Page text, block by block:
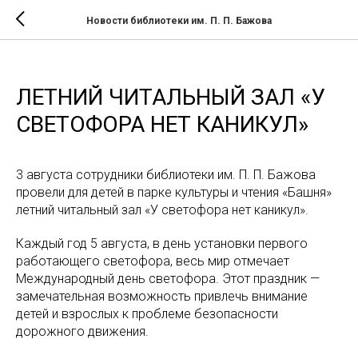
Новости библиотеки им. П. П. Бажова
ЛЕТНИЙ ЧИТАЛЬНЫЙ ЗАЛ «У
СВЕТОФОРА НЕТ КАНИКУЛ»
3 августа сотрудники библиотеки им. П. П. Бажова
провели для детей в парке культуры и чтения «Башня»
летний читальный зал «У светофора нет каникул».
Каждый год 5 августа, в день установки первого
работающего светофора, весь мир отмечает
Международный день светофора. Этот праздник —
замечательная возможность привлечь внимание
детей и взрослых к проблеме безопасности
дорожного движения.